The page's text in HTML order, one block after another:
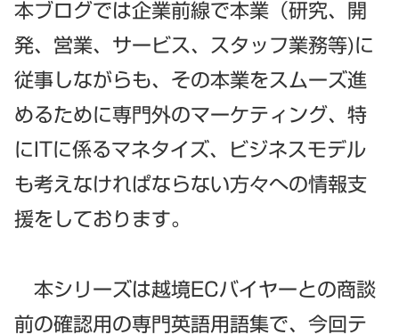
本ブログでは企業前線で本業（研究、開
発、営業、サービス、スタッフ業務等)に
従事しながらも、その本業をスムーズ進
めるために専門外のマーケティング、特
にITに係るマネタイズ、ビジネスモデル
も考えなけれぱならない方々への情報支
援をしております。
本シリーズは越境ECバイヤーとの商談
前の確認用の専門英語用語集で、今回テ